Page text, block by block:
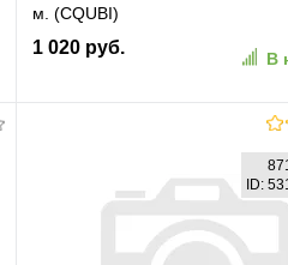
м. (CQUBI)
1 020 руб.
В
В избранное К
ID: